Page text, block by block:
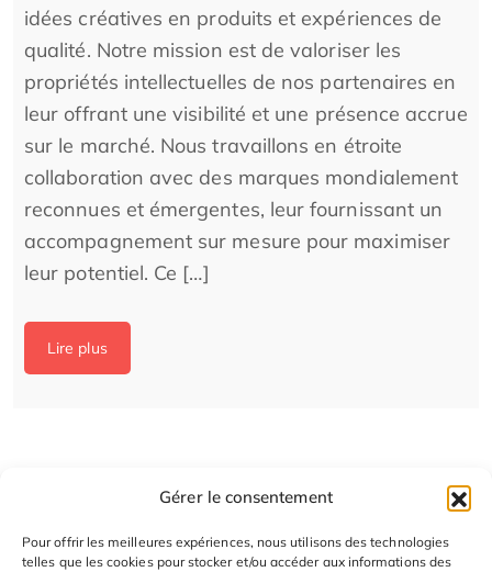
Gérer le consentement
Pour offrir les meilleures expériences, nous utilisons des technologies
telles que les cookies pour stocker et/ou accéder aux informations des
idées créatives en produits et expériences de
qualité. Notre mission est de valoriser les
propriétés intellectuelles de nos partenaires en
leur offrant une visibilité et une présence accrue
sur le marché. Nous travaillons en étroite
collaboration avec des marques mondialement
reconnues et émergentes, leur fournissant un
accompagnement sur mesure pour maximiser
leur potentiel. Ce […]
Lire plus